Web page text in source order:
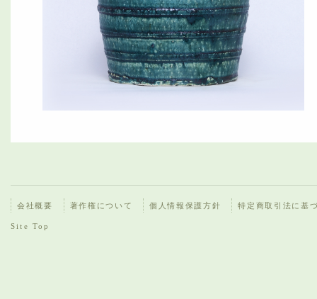
会社概要 著作権について 個人情報保護方針 特定商取引法に基
Site Top